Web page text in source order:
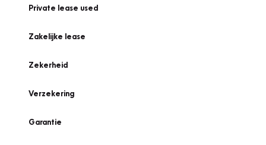
Private lease used
Zakelijke lease
Zekerheid
Verzekering
Garantie